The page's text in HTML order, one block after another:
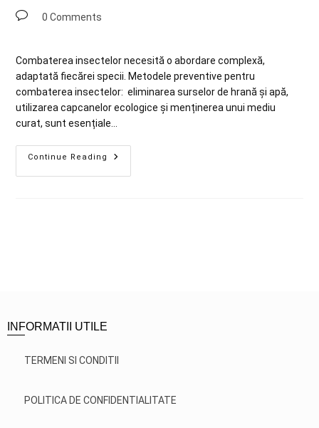
0 Comments
Combaterea insectelor necesită o abordare complexă,
adaptată fiecărei specii. Metodele preventive pentru
combaterea insectelor: eliminarea surselor de hrană și apă,
utilizarea capcanelor ecologice și menținerea unui mediu
curat, sunt esențiale…
Continue Reading
INFORMATII UTILE
TERMENI SI CONDITII
POLITICA DE CONFIDENTIALITATE